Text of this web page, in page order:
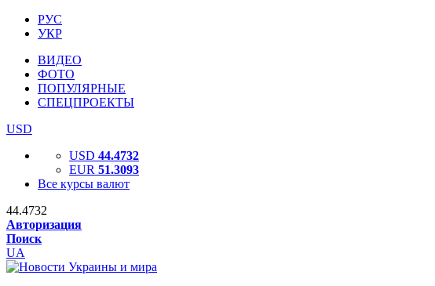
РУС
УКР
ВИДЕО
ФОТО
ПОПУЛЯРНЫЕ
СПЕЦПРОЕКТЫ
USD
USD 44.4732
EUR 51.3093
Все курсы валют
44.4732
Авторизация
Поиск
UA